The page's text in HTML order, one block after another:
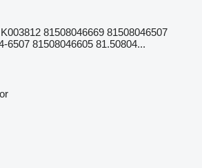
81508046669 81508046507
6507 81508046605 81.50804...